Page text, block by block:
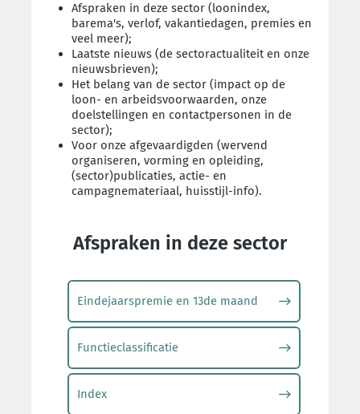
Afspraken in deze sector (loonindex,
barema's, verlof, vakantiedagen, premies en
veel meer);
Laatste nieuws (de sectoractualiteit en onze
nieuwsbrieven);
Het belang van de sector (impact op de
loon- en arbeidsvoorwaarden, onze
doelstellingen en contactpersonen in de
sector);
Voor onze afgevaardigden (wervend
organiseren, vorming en opleiding,
(sector)publicaties, actie- en
campagnemateriaal, huisstijl-info).
Afspraken in deze sector
Eindejaarspremie en 13de maand
Functieclassificatie
Index